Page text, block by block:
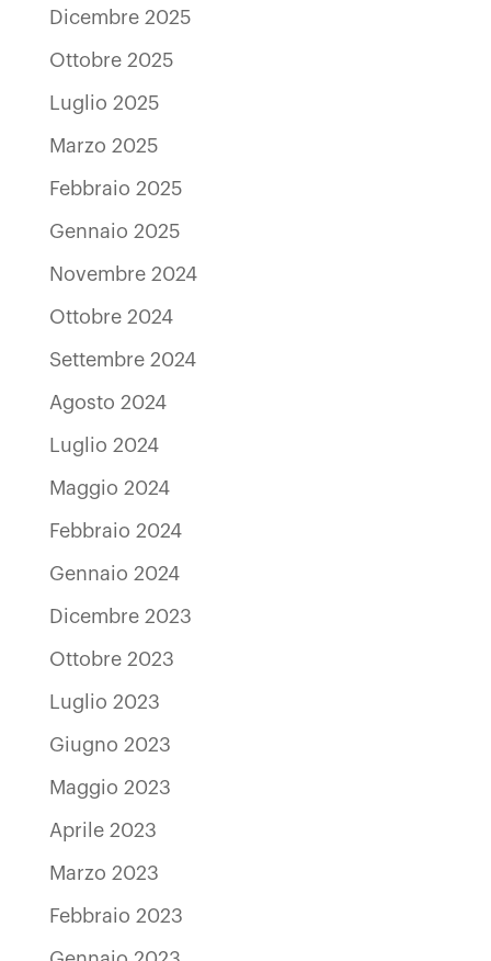
Dicembre 2025
Ottobre 2025
Luglio 2025
Marzo 2025
Febbraio 2025
Gennaio 2025
Novembre 2024
Ottobre 2024
Settembre 2024
Agosto 2024
Luglio 2024
Maggio 2024
Febbraio 2024
Gennaio 2024
Dicembre 2023
Ottobre 2023
Luglio 2023
Giugno 2023
Maggio 2023
Aprile 2023
Marzo 2023
Febbraio 2023